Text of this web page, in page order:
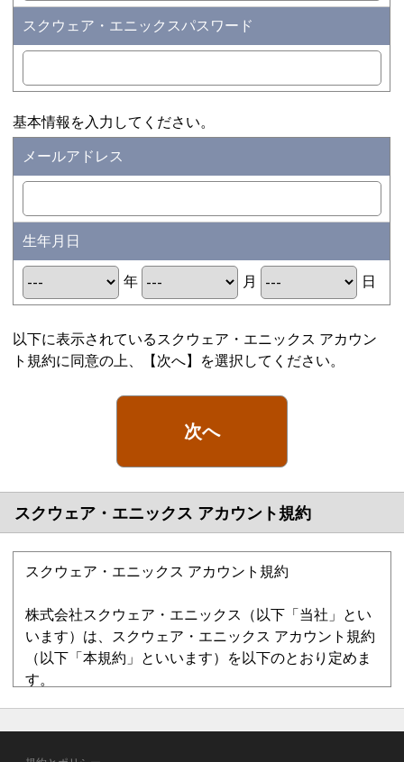
スクウェア・エニックスパスワード
基本情報を入力してください。
メールアドレス
生年月日
年 月 日
以下に表示されているスクウェア・エニックス アカウン
ト規約に同意の上、【次へ】を選択してください。
次へ
スクウェア・エニックス アカウント規約
スクウェア・エニックス アカウント規約
株式会社スクウェア・エニックス（以下「当社」とい
います）は、スクウェア・エニックス アカウント規約
（以下「本規約」といいます）を以下のとおり定めま
す。